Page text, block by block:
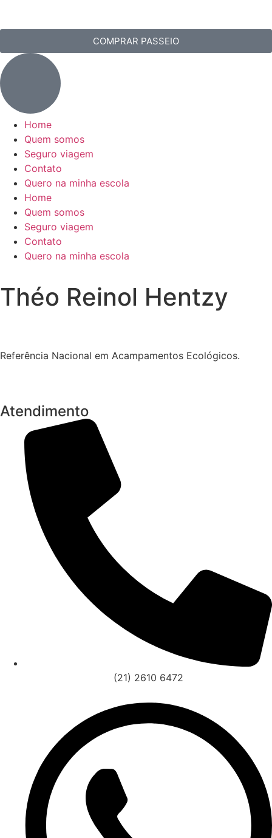
COMPRAR PASSEIO
Home
Quem somos
Seguro viagem
Contato
Quero na minha escola
Home
Quem somos
Seguro viagem
Contato
Quero na minha escola
Théo Reinol Hentzy
Referência Nacional em Acampamentos Ecológicos.
Atendimento
(21) 2610 6472